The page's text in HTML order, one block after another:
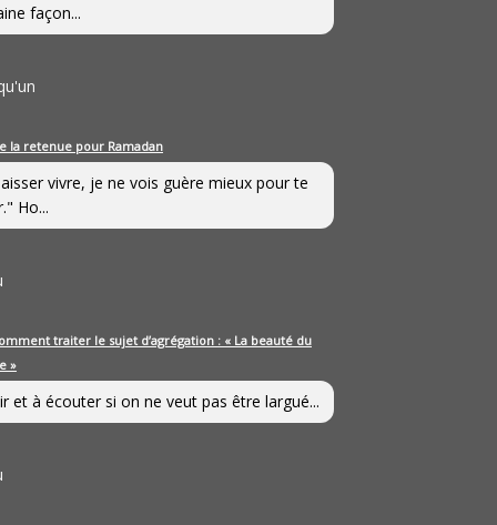
façon...
la retenue pour Ramadan
vivre, je ne vois guère mieux pour te
Ho...
traiter le sujet d’agrégation : « La beauté du
»
et à écouter si on ne veut pas être largué...